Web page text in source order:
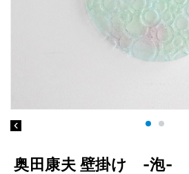
奥田康夫 壁掛け -泡-